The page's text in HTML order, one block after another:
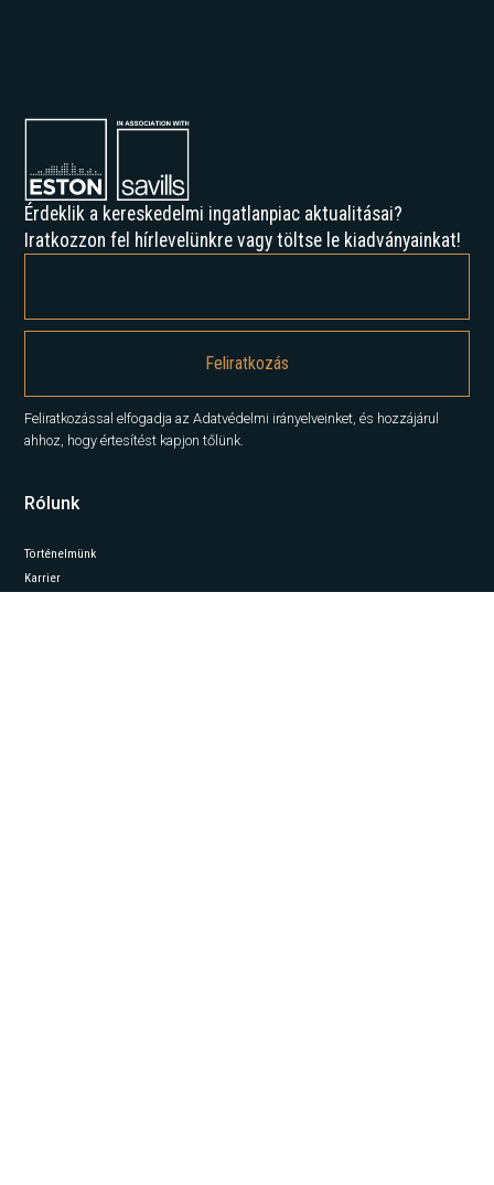
Érdeklik a kereskedelmi ingatlanpiac aktualitásai?
Iratkozzon fel hírlevelünkre vagy töltse le kiadványainkat!
Feliratkozással elfogadja az Adatvédelmi irányelveinket, és hozzájárul
ahhoz, hogy értesítést kapjon tőlünk.
Rólunk
Történelmünk
Karrier